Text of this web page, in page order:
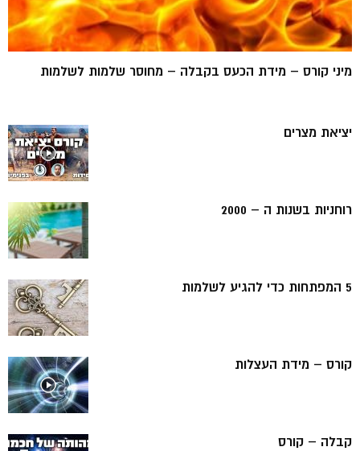
מיני קורס – מידת הכעס בקבלה – מחוסר שלמות לשלמות
יציאת מצרים
רוחניות בשנות ה – 2000
5 המפתחות כדי להגיע לשלמות
קורס – מידת העצלות
קבלה – קורס